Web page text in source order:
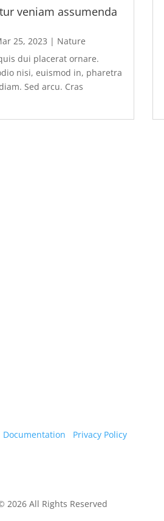
veniam assumenda
25, 2023 | Nature
dui placerat ornare.
nisi, euismod in, pharetra
Sed arcu. Cras
Documentation Privacy Policy
2026 All Rights Reserved